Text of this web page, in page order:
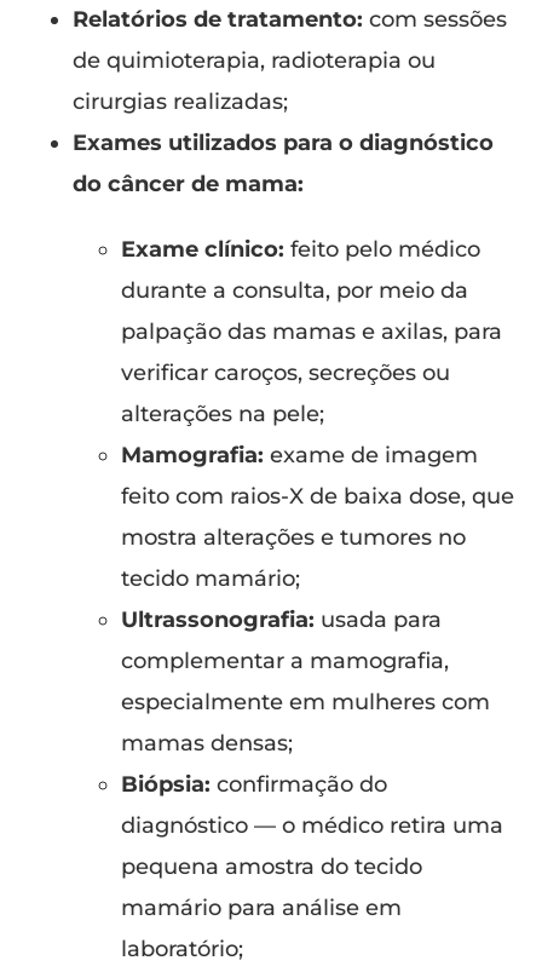
Relatórios de tratamento: com sessões
de quimioterapia, radioterapia ou
cirurgias realizadas;
Exames utilizados para o diagnóstico
do câncer de mama:
Exame clínico: feito pelo médico
durante a consulta, por meio da
palpação das mamas e axilas, para
verificar caroços, secreções ou
alterações na pele;
Mamografia: exame de imagem
feito com raios-X de baixa dose, que
mostra alterações e tumores no
tecido mamário;
Ultrassonografia: usada para
complementar a mamografia,
especialmente em mulheres com
mamas densas;
Biópsia: confirmação do
diagnóstico — o médico retira uma
pequena amostra do tecido
mamário para análise em
laboratório;